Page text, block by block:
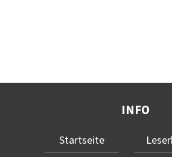
INFO
Startseite